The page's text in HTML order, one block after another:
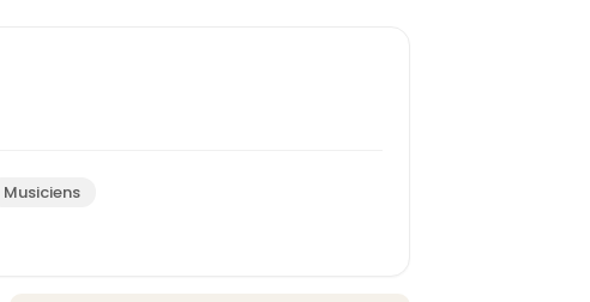
Musiciens